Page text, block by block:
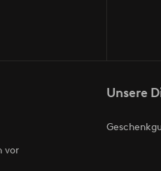
vor
Unsere